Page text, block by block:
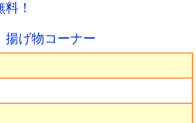
！
揚げ物コーナー